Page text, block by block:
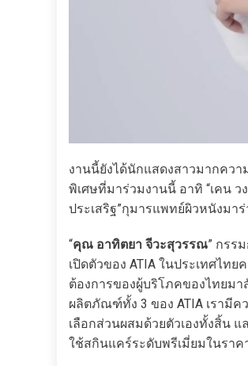
งานนี้ยังได้นักแสดงสาวมากคว
พิเศษที่มาร่วมงานนี้ อาทิ “เคน
ประเสริฐ”กุมารแพทย์ผิวหนังมา
“คุณ อาทิตยา จีวะสุวรรณ” กรร
เปิดตัวของ ATIA ในประเทศไท
ต้องการของผู้บริโภคของไทยม
ผลิตภัณฑ์ทั้ง 3 ของ ATIA เรามี
เลือกส่วนผสมด้วยตัวเองทั้งสิ้น
ใช้สกินแคร์ระดับพรีเมี่ยมในราค